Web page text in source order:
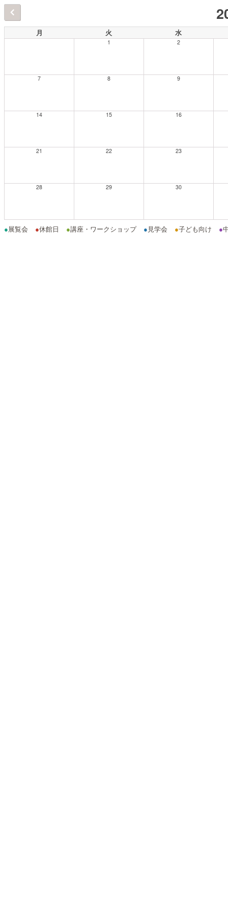
月 火 水
1 2
7 8 9
14 15 16
21 22 23
28 29 30
●展覧会 ●休館日 ●講座・ワークショップ ● 見学会 ●子ども向け ●